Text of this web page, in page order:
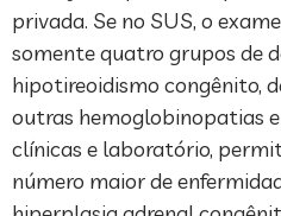
privada. Se no SUS, o
somente quatro grupos de
hipotireoidismo congênito,
outras hemoglobinopatias
clínicas e laboratório,
número maior de